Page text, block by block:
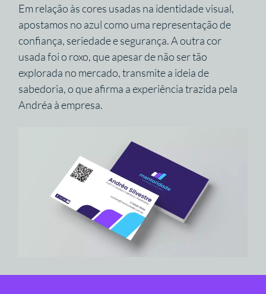
Em relação às cores usadas na identidade visual,
apostamos no azul como uma representação de
confiança, seriedade e segurança. A outra cor
usada foi o roxo, que apesar de não ser tão
explorada no mercado, transmite a ideia de
sabedoria, o que afirma a experiência trazida pela
Andréa à empresa.